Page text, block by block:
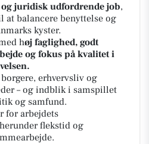
juridisk udfordrende job,
at balancere benyttelse og
kyster.
høj faglighed, godt
og fokus på kvalitet i
erhvervsliv og
– og indblik i samspillet
og samfund.
for arbejdets
flekstid og